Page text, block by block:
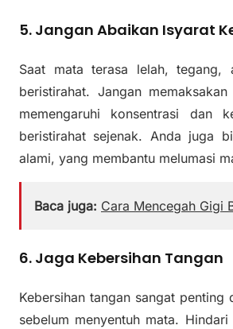
5. Jangan Abaikan Isyarat
Saat mata terasa lelah, tegang,
beristirahat. Jangan
memengaruhi konsentrasi dan
beristirahat sejenak. Anda juga
alami, yang membantu melumasi
Baca juga: Cara Mencegah Gigi
6. Jaga Kebersihan Tangan
Kebersihan tangan sangat
sebelum menyentuh mata.